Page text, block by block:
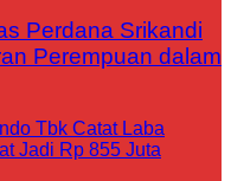
Perdana Srikandi
Perempuan dalam